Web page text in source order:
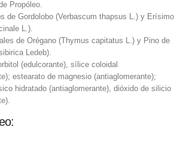
Propóleo.
de Gordolobo (Verbascum thapsus L.) y Erísimo
L.).
de Orégano (Thymus capitatus L.) y Pino de
Ledeb).
(edulcorante), sílice coloidal
estearato de magnesio (antiaglomerante);
hidratado (antiaglomerante), dióxido de silicio